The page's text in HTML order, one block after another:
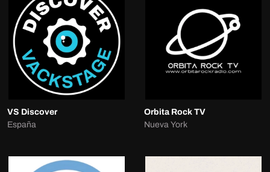
VS Discover
España
Orbita Rock TV
Nueva York